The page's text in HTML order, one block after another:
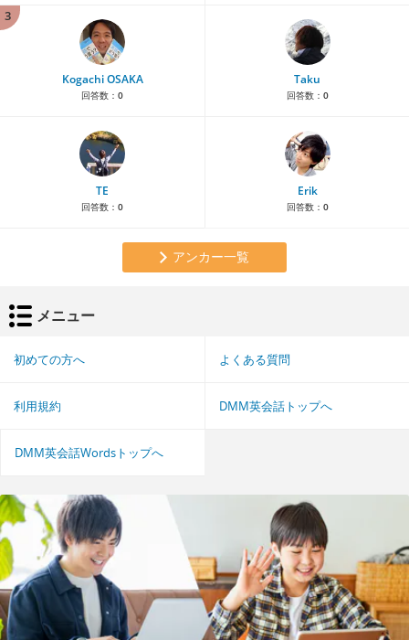
3
Kogachi OSAKA
回答数： 0
Taku
回答数： 0
TE
回答数： 0
Erik
回答数： 0
アンカー一覧
メニュー
初めての方へ よくある質問
利用規約 DMM英会話トップへ
DMM英会話Wordsトップへ